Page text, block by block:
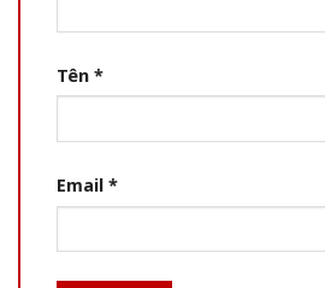
Tên *
Email *